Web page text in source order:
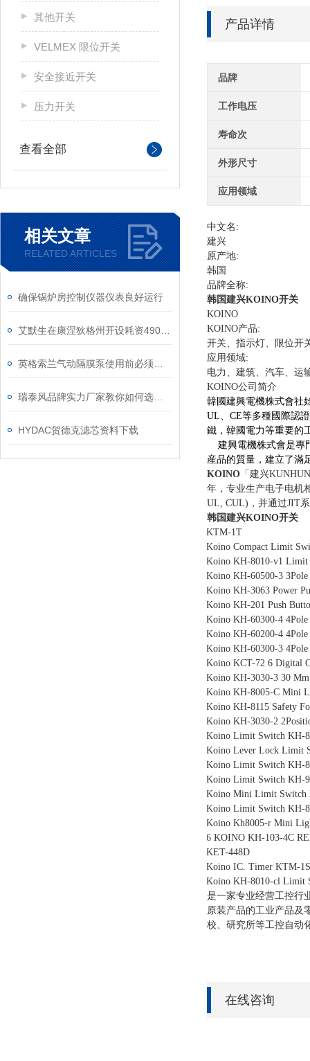
其他开关
VELMEX 限位开关
安全接近开关
压力开关
查看全部
相关文章
RELATED ARTICLES
确保锅炉房控制仪器仪表良好运行
HYDAC贺德克滤芯资料下载
产品详情
品牌
工作电压
寿命次
外形尺寸
应用领域
中文名:
建兴
原产地:
韩国
品牌全称:
韩国建兴KOINO开关
KOINO
KOINO产品:
开关、指示灯、限位开
应用领域:
电力、建筑、汽车、运
KOINO公司简介
韓國建興電機株式會社
UL、CE等多種國際認
鐵，韓國電力等重要的
建興電機株式會是專
産品的質量，建立了滿
KOINO 「建兴
年，专业生产电子电机
UL, CUL)，并通过JIT
韩国建兴KOINO开关
KTM-1T
Koino Compact Limit
Koino KH-8010-v1 Limit
Koino KH-60500-3
Koino KH-3063 Power
Koino KH-201 Push
Koino KH-60300-4
Koino KH-60200-4
Koino KH-60300-3
Koino KCT-72 6 Digital
Koino KH-3030-3 30
Koino KH-8005-C Mini
Koino KH-8115 Safety
Koino KH-3030-2
Koino Limit Switch KH-
Koino Lever Lock Limit
Koino Limit Switch KH-
Koino Limit Switch KH-
Koino Mini Limit Switch
Koino Limit Switch KH-
Koino Kh8005-r Mini
6 KOINO KH-103-4C
KET-448D
Koino IC. Timer KTM-
Koino KH-8010-cl Limit
是一家专业经营工控行
原装产品的工业产品及
校、研究所等工控自动
在线咨询